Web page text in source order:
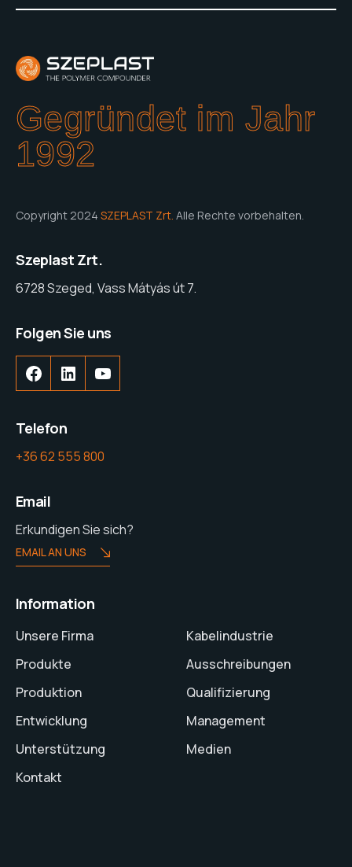
Gegründet im Jahr
1992
Copyright 2024 SZEPLAST Zrt. Alle Rechte vorbehalten.
Szeplast Zrt.
6728 Szeged, Vass Mátyás út 7.
Folgen Sie uns
Telefon
+36 62 555 800
Email
Erkundigen Sie sich?
EMAIL AN UNS
Information
Unsere Firma
Produkte
Produktion
Entwicklung
Unterstützung
Kontakt
Kabelindustrie
Ausschreibungen
Qualifizierung
Management
Medien